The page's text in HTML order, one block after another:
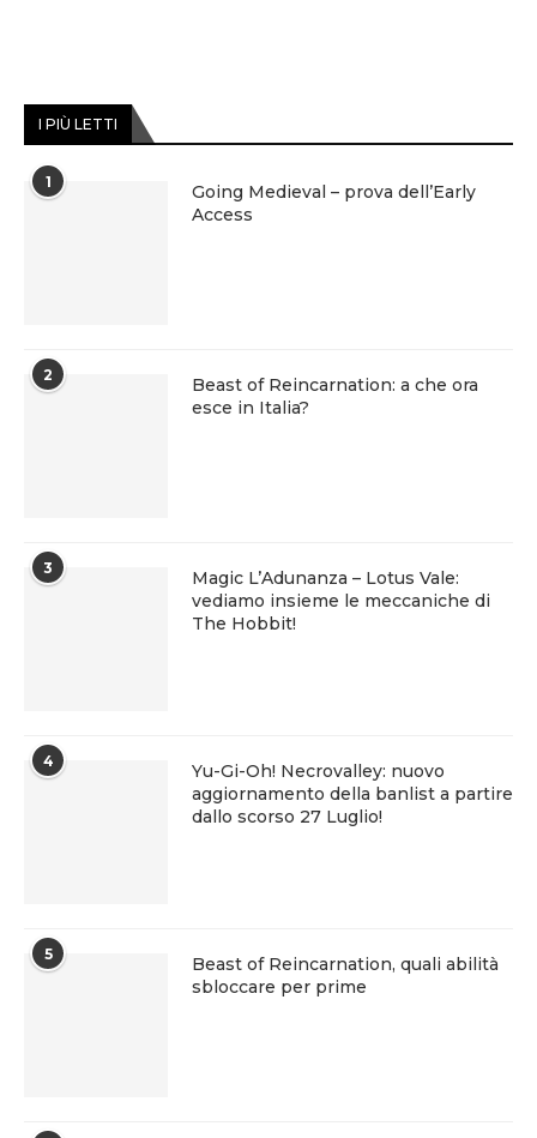
I PIÙ LETTI
1
Going Medieval – prova dell’Early
Access
2
Beast of Reincarnation: a che ora
esce in Italia?
3
Magic L’Adunanza – Lotus Vale:
vediamo insieme le meccaniche di
The Hobbit!
4
Yu-Gi-Oh! Necrovalley: nuovo
aggiornamento della banlist a partire
dallo scorso 27 Luglio!
5
Beast of Reincarnation, quali abilità
sbloccare per prime